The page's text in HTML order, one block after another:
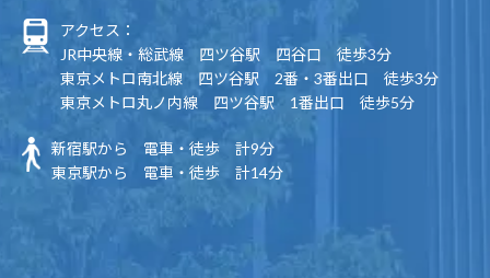
アクセス：
JR中央線・総武線 四ツ谷駅 四谷口 徒歩3分
東京メトロ南北線 四ツ谷駅 2番・3番出口 徒歩3分
東京メトロ丸ノ内線 四ツ谷駅 1番出口 徒歩5分
新宿駅から 電車・徒歩 計9分
東京駅から 電車・徒歩 計14分